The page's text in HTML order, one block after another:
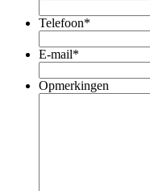
Telefoon*
E-mail*
Opmerkingen